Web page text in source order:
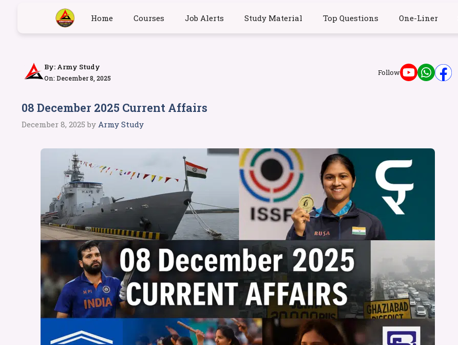
Home Courses Job Alerts Study Material Top Questions One-Liner
By: Army Study
On: December 8, 2025
Follow
08 December 2025 Current Affairs
December 8, 2025 by Army Study